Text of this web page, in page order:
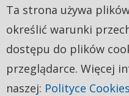
Ta strona używa
określić warunki
dostępu do plików
przeglądarce. Więcej
naszej: Polityce Cookies